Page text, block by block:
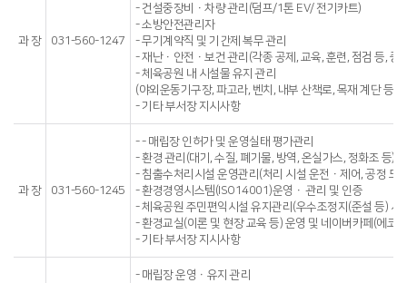
과 장 031-560-1247
- 건설중장비ㆍ차량 관리(덤프/1톤 EV/ 전기카트)
- 소방안전관리자
- 무기계약직 및 기간제 복무 관리
- 재난ㆍ안전ㆍ보건 관리(각종 공제, 교육, 훈련, 점검 등, 중
- 체육공원 내 시설물 유지 관리
(야외운동기구장, 파고라, 벤치, 내부 산책로, 목재 계단 등
- 기타 부서장 지시사항
과 장 031-560-1245
- - 매립장 인허가 및 운영실태 평가관리
- 환경 관리(대기, 수질, 폐기물, 방역, 온실가스, 정화조 등)
- 침출수처리시설 운영관리(처리 시설 운전ㆍ제어, 공정 모
- 환경경영시스템(ISO14001)운영ㆍ 관리 및 인증
- 체육공원 주민편익시설 유지관리(우수조정지(준설 등) 시
- 환경교실(이론 및 현장 교육 등) 운영 및 네이버카페(에코-
- 기타 부서장 지시사항
- 매립장 운영ㆍ유지 관리